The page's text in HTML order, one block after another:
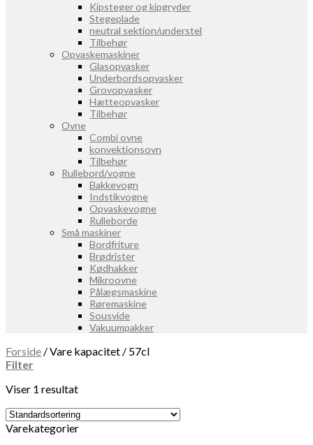
Kipsteger og kipgryder
Stegeplade
neutral sektion/understel
Tilbehør
Opvaskemaskiner
Glasopvasker
Underbordsopvasker
Grovopvasker
Hætteopvasker
Tilbehør
Ovne
Combi ovne
konvektionsovn
Tilbehør
Rullebord/vogne
Bakkevogn
Indstikvogne
Opvaskevogne
Rulleborde
Små maskiner
Bordfriture
Brødrister
Kødhakker
Mikroovne
Pålægsmaskine
Røremaskine
Sousvide
Vakuumpakker
Forside /Vare kapacitet / 57cl
Filter
Viser 1 resultat
Varekategorier